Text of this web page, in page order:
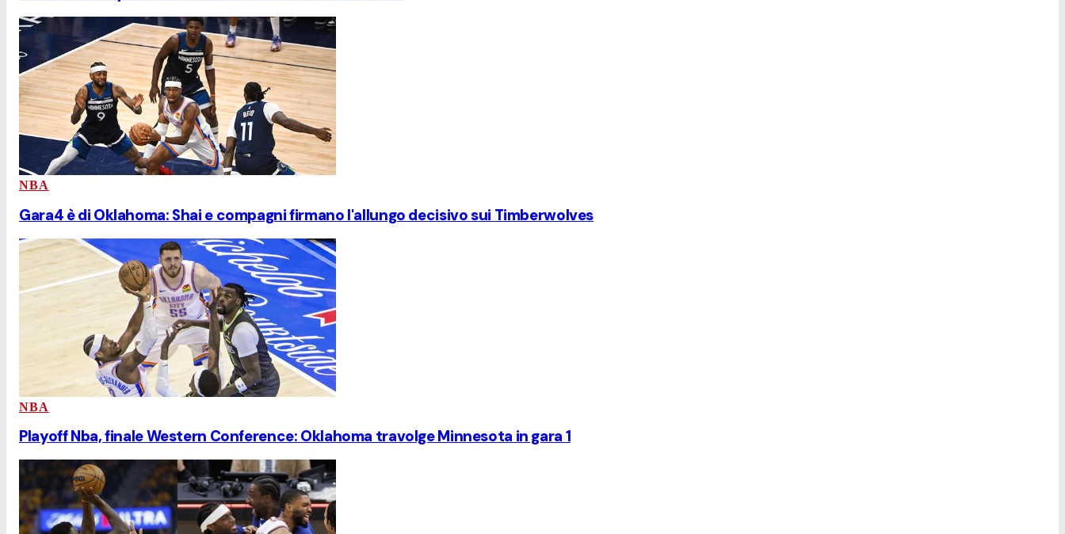
NBA
Gara4 è di Oklahoma: Shai e compagni firmano l'allungo decisivo sui Timberwolves
NBA
Playoff Nba, finale Western Conference: Oklahoma travolge Minnesota in gara 1